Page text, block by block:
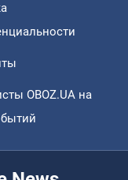
OBOZ.UA на